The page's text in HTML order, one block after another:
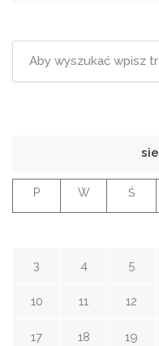
P W Ś
3 4 5
10 11 12
17 18 19